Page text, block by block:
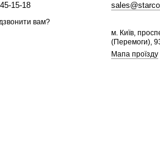
15-18
вам?
м. Київ,
(Перемоги),
Мапа проїзду